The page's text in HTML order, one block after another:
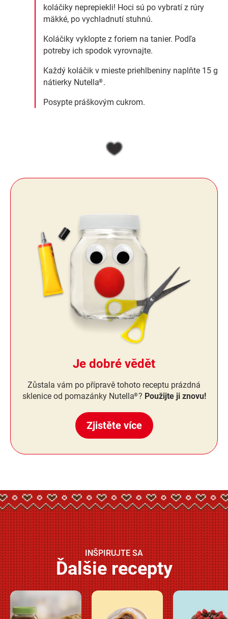
koláčiky neprepiekli! Hoci sú po vybratí z rúry
mäkké, po vychladnutí stuhnú.
Koláčiky vyklopte z foriem na tanier. Podľa
potreby ich spodok vyrovnajte.
Každý koláčik v mieste priehlbeniny naplňte 15 g
nátierky Nutella®.
Posypte práškovým cukrom.
Je dobré vědět
Zůstala vám po přípravě tohoto receptu prázdná
sklenice od pomazánky Nutella®? Použijte ji znovu!
Zjistěte více
INŠPIRUJTE SA
Ďalšie recepty